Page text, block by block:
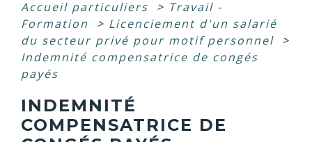
Accueil particuliers > Travail -
Formation
> Licenciement d'un salarié
du secteur privé pour motif personnel >
Indemnité compensatrice de congés
payés
INDEMNITÉ
COMPENSATRICE DE